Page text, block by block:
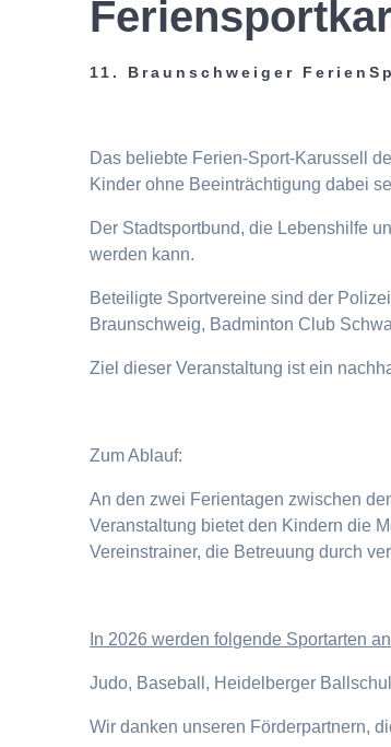
11. Braunschweiger
Das beliebte Ferien-Sport-Karussell
Kinder ohne Beeinträchtigung dabei
Der Stadtsportbund, die Lebenshilfe
werden kann.
Beteiligte Sportvereine sind der
Braunschweig, Badminton Club
Ziel dieser Veranstaltung ist ein
Zum Ablauf:
An den zwei Ferientagen zwischen
Veranstaltung bietet den Kindern die
Vereinstrainer, die Betreuung durch
n 2026 werden folgende Sportarten
Judo, Baseball, Heidelberger
Wir danken unseren Förderpartnern,